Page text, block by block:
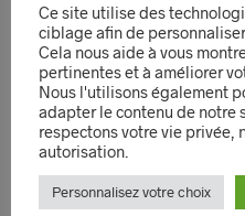
Ce site utilise des
ciblage afin de
Cela nous aide à vous
pertinentes et à améliorer
Nous l'utilisons également
adapter le contenu de notre
respectons votre vie privée,
autorisation.
Personnalisez votre choix